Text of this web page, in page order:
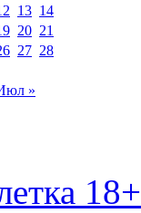
»
13 14
20 21
27 28
18+